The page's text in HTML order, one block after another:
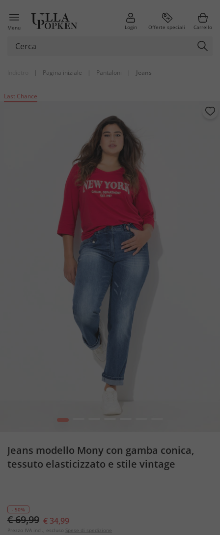
Menu Login Offerte speciali Carrello
| Pagina iniziale | Pantaloni | Jeans
Last Chance
1
Jeans modello Mony con gamba conica,
tessuto elasticizzato e stile vintage
- 50%
€ 69,99 € 34,99
Prezzo IVA incl., escluso Spese di spedizione